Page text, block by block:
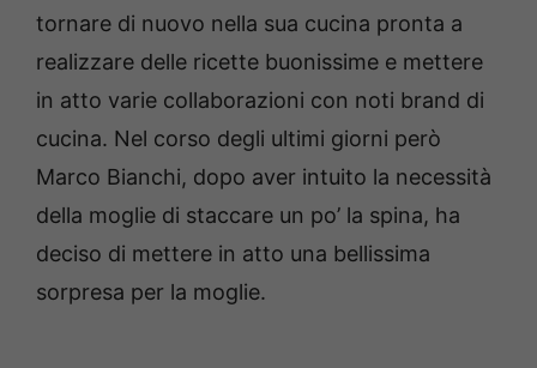
tornare di nuovo nella sua cucina pronta a
realizzare delle ricette buonissime e mettere
in atto varie collaborazioni con noti brand di
cucina. Nel corso degli ultimi giorni però
Marco Bianchi, dopo aver intuito la necessità
della moglie di staccare un po’ la spina, ha
deciso di mettere in atto una bellissima
sorpresa per la moglie.